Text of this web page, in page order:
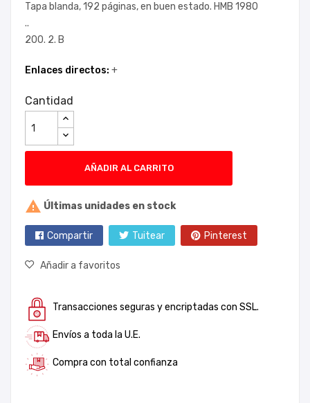
Tapa blanda, 192 páginas, en buen estado. HMB 1980
..
200. 2. B
Enlaces directos: +
Cantidad
AÑADIR AL CARRITO
 Últimas unidades en stock
Compartir Tuitear Pinterest
Añadir a favoritos
Transacciones seguras y encriptadas con SSL.
Envíos a toda la U.E.
Compra con total confianza